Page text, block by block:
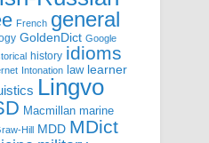
French general
GoldenDict Google
history idioms
Intonation law learner
Lingvo
Macmillan marine
Hill MDD MDict